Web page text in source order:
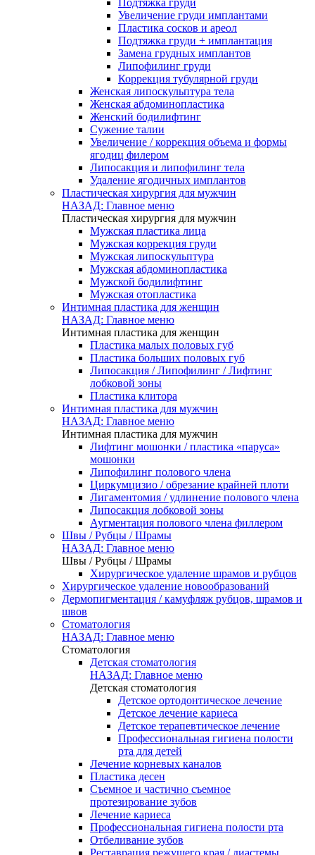
Подтяжка груди
Увеличение груди имплантами
Пластика сосков и ареол
Подтяжка груди + имплантация
Замена грудных имплантов
Липофилинг груди
Коррекция тубулярной груди
Женская липоскульптура тела
Женская абдоминопластика
Женский бодилифтинг
Сужение талии
Увеличение / коррекция объема и формы
ягодиц филером
Липосакция и липофилинг тела
Удаление ягодичных имплантов
Пластическая хирургия для мужчин
НАЗАД: Главное меню
Пластическая хирургия для мужчин
Мужская пластика лица
Мужская коррекция груди
Мужская липоскульптура
Мужская абдоминопластика
Мужской бодилифтинг
Мужская отопластика
Интимная пластика для женщин
НАЗАД: Главное меню
Интимная пластика для женщин
Пластика малых половых губ
Пластика больших половых губ
Липосакция / Липофилинг / Лифтинг
лобковой зоны
Пластика клитора
Интимная пластика для мужчин
НАЗАД: Главное меню
Интимная пластика для мужчин
Лифтинг мошонки / пластика «паруса»
мошонки
Липофилинг полового члена
Циркумцизио / обрезание крайней плоти
Лигаментомия / удлинение полового члена
Липосакция лобковой зоны
Аугментация полового члена филлером
Швы / Рубцы / Шрамы
НАЗАД: Главное меню
Швы / Рубцы / Шрамы
Хирургическое удаление шрамов и рубцов
Хирургическое удаление новообразований
Дермопигментация / камуфляж рубцов, шрамов и
швов
Стоматология
НАЗАД: Главное меню
Стоматология
Детская стоматология
НАЗАД: Главное меню
Детская стоматология
Детское ортодонтическое лечение
Детское лечение кариеса
Детское терапевтическое лечение
Профессиональная гигиена полости
рта для детей
Лечение корневых каналов
Пластика десен
Съемное и частично съемное
протезирование зубов
Лечение кариеса
Профессиональная гигиена полости рта
Отбеливание зубов
Реставрация режущего края / диастемы